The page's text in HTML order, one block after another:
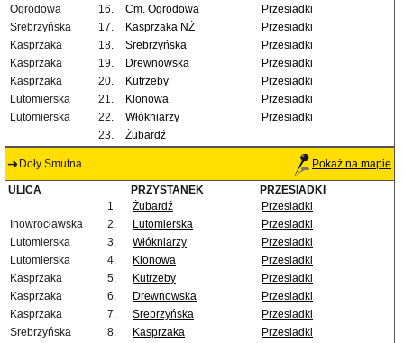
Ogrodowa
16. Cm. Ogrodowa
Przesiadki
Srebrzyńska
17. Kasprzaka NŻ
Przesiadki
Kasprzaka
18. Srebrzyńska
Przesiadki
Kasprzaka
19. Drewnowska
Przesiadki
Kasprzaka
20. Kutrzeby
Przesiadki
Lutomierska
21. Klonowa
Przesiadki
Lutomierska
22. Włókniarzy
Przesiadki
23.
Żubardź
Doły Smutna Pokaż na mapie
ULICA PRZYSTANEK
PRZESIADKI
1.
Żubardź
Przesiadki
Inowrocławska
2. Lutomierska
Przesiadki
Lutomierska
3. Włókniarzy
Przesiadki
Lutomierska
4. Klonowa
Przesiadki
Kasprzaka
5. Kutrzeby
Przesiadki
Kasprzaka
6. Drewnowska
Przesiadki
Kasprzaka
7. Srebrzyńska
Przesiadki
Srebrzyńska
8. Kasprzaka Przesiadki